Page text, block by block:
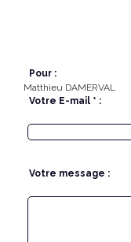
Pour :
Matthieu DAMERVAL
Votre E-mail * :
Votre message :